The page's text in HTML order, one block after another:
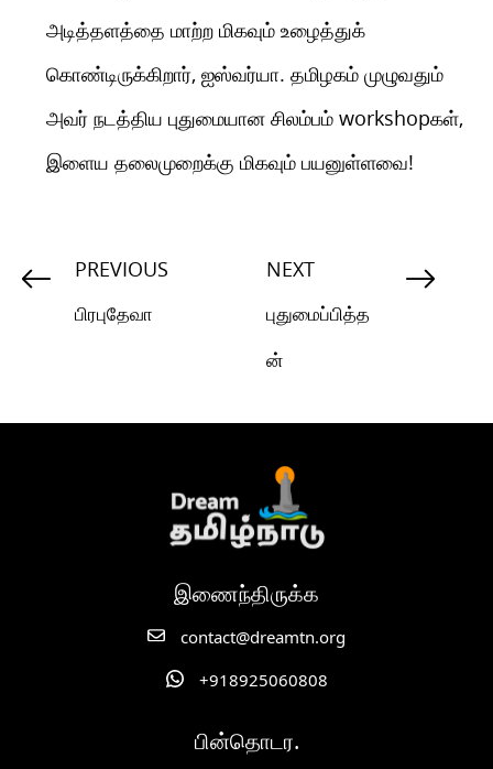
அடித்தளத்தை மாற்ற மிகவும் உழைத்துக்
கொண்டிருக்கிறார், ஐஸ்வர்யா. தமிழகம் முழுவதும்
அவர் நடத்திய புதுமையான சிலம்பம் workshopகள்,
இளைய தலைமுறைக்கு மிகவும் பயனுள்ளவை!
PREVIOUS
பிரபுதேவா
NEXT
புதுமைப்பித்த
ன்
இணைந்திருக்க
contact@dreamtn.org
+918925060808
பின்தொடர.